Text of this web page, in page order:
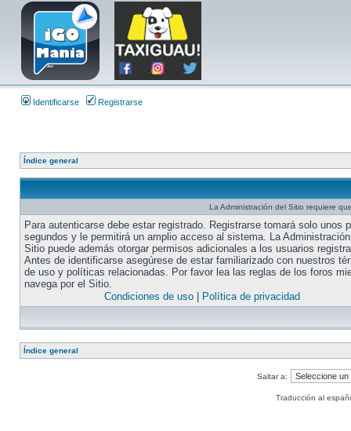
Identificarse Registrarse
Índice general
La Administración del Sitio requiere
Para autenticarse debe estar registrado. Registrarse tomará solo unos
segundos y le permitirá un amplio acceso al sistema. La
Sitio puede además otorgar permisos adicionales a los usuarios
Antes de identificarse asegúrese de estar familiarizado con nuestros
de uso y políticas relacionadas. Por favor lea las reglas de los foros
navega por el Sitio.
Condiciones de uso| Política de privacidad
Índice general
Saltar a:
Traducción al